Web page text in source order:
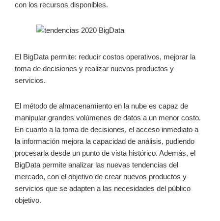
con los recursos disponibles.
El BigData permite: reducir costos operativos, mejorar la
toma de decisiones y realizar nuevos productos y
servicios.
El método de almacenamiento en la nube es capaz de
manipular grandes volúmenes de datos a un menor costo.
En cuanto a la toma de decisiones, el acceso inmediato a
la información mejora la capacidad de análisis, pudiendo
procesarla desde un punto de vista histórico. Además, el
BigData permite analizar las nuevas tendencias del
mercado, con el objetivo de crear nuevos productos y
servicios que se adapten a las necesidades del público
objetivo.